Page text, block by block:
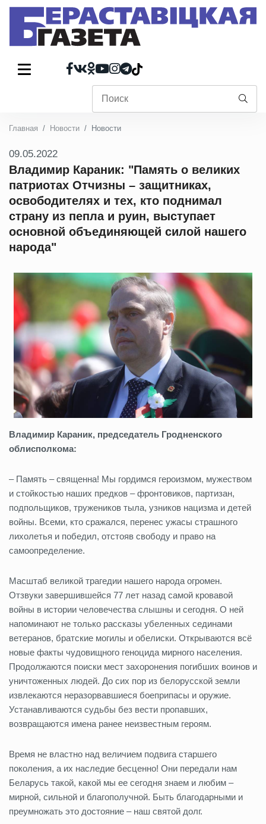
Главная Новости Новости
09.05.2022
Владимир Караник: "Память о великих
патриотах Отчизны – защитниках,
освободителях и тех, кто поднимал
страну из пепла и руин, выступает
основной объединяющей силой нашего
народа"
Владимир Караник, председатель Гродненского
облисполкома:
– Память – священна! Мы гордимся героизмом, мужеством
и стойкостью наших предков – фронтовиков, партизан,
подпольщиков, тружеников тыла, узников нацизма и детей
войны. Всеми, кто сражался, перенес ужасы страшного
лихолетья и победил, отстояв свободу и право на
самоопределение.
Масштаб великой трагедии нашего народа огромен.
Отзвуки завершившейся 77 лет назад самой кровавой
войны в истории человечества слышны и сегодня. О ней
напоминают не только рассказы убеленных сединами
ветеранов, братские могилы и обелиски. Открываются всё
новые факты чудовищного геноцида мирного населения.
Продолжаются поиски мест захоронения погибших воинов и
уничтоженных людей. До сих пор из белорусской земли
извлекаются неразорвавшиеся боеприпасы и оружие.
Устанавливаются судьбы без вести пропавших,
возвращаются имена ранее неизвестным героям.
Время не властно над величием подвига старшего
поколения, а их наследие бесценно! Они передали нам
Беларусь такой, какой мы ее сегодня знаем и любим –
мирной, сильной и благополучной. Быть благодарными и
преумножать это достояние – наш святой долг.